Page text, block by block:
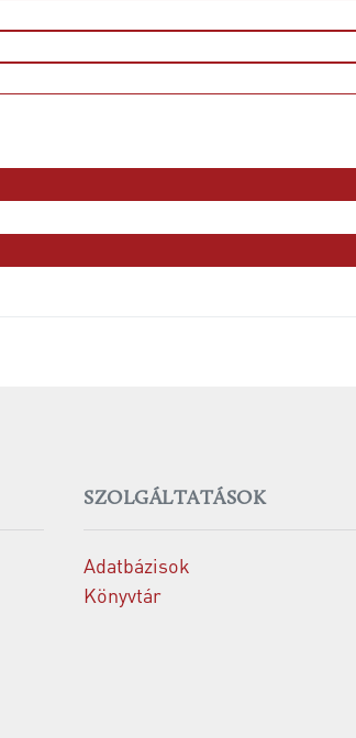
SZOLGÁLTATÁSOK
Adatbázisok
Könyvtár